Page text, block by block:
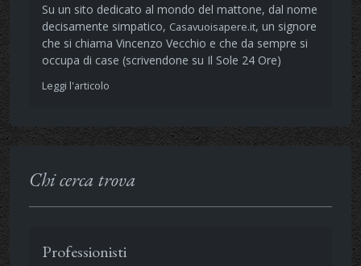
Su un sito dedicato al mondo del mattone, dal nome
decisamente simpatico, Casavuoisapere.it, un signore
che si chiama Vincenzo Vecchio e che da sempre si
occupa di case (scrivendone su Il Sole 24 Ore)
Leggi l'articolo
Chi cerca trova
Professionisti